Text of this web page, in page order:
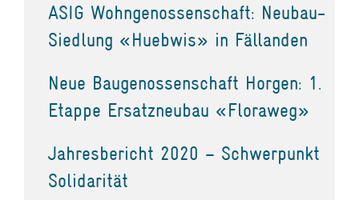
ASIG Wohngenossenschaft: Neubau-
Siedlung «Huebwis» in Fällanden
Neue Baugenossenschaft Horgen: 1.
Etappe Ersatzneubau «Floraweg»
Jahresbericht 2020 – Schwerpunkt
Solidarität